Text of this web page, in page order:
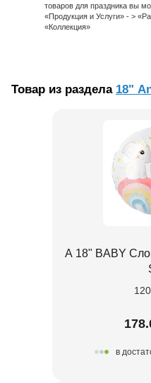
товаров для праздника вы
«Продукция и Услуги» - >
«Коллекция»
Товар из раздела 18"
А 18" BABY
в